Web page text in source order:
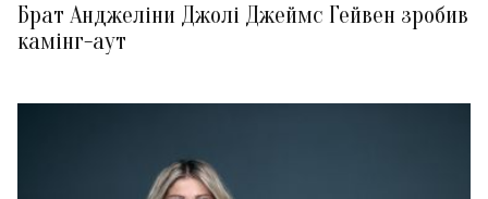
Брат Анджеліни Джолі Джеймс Гейвен зробив
камінг-аут